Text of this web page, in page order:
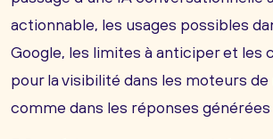
actionnable, les usages possibles
Google, les limites à anticiper et les
pour la visibilité dans les moteurs
comme dans les réponses générées